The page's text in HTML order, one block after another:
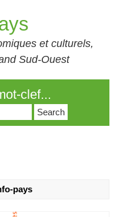
et culturels,
Sud-Ouest
clef...
pays